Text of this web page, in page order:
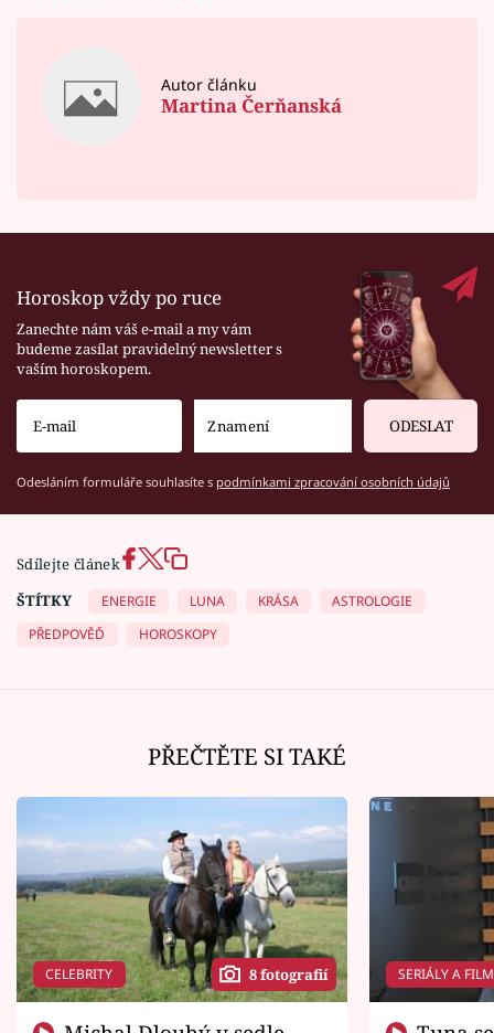
Autor článku
Martina Čerňanská
Horoskop vždy po ruce
Zanechte nám váš e-mail a my vám
budeme zasílat pravidelný newsletter s
vaším horoskopem.
ODESLAT
Odesláním formuláře souhlasíte s podmínkami zpracování osobních údajů
Sdílejte článek
ŠTÍTKY
ENERGIE LUNA KRÁSA
ASTROLOGIE
PŘEDPOVĚĎ
HOROSKOPY
PŘEČTĚTE SI TAKÉ
CELEBRITY 8 fotografií SERIÁLY A